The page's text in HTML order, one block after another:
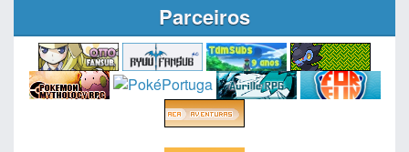
Parceiros